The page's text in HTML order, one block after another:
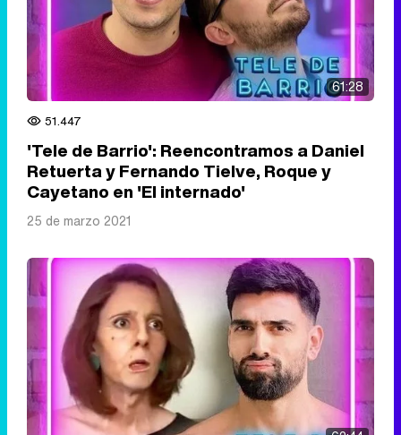
61:28
51.447
'Tele de Barrio': Reencontramos a Daniel
Retuerta y Fernando Tielve, Roque y
Cayetano en 'El internado'
25 de marzo 2021